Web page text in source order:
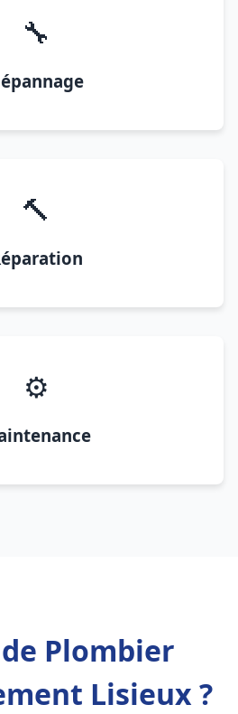
🔧
🔨
⚙️
Plombier
Lisieux ?